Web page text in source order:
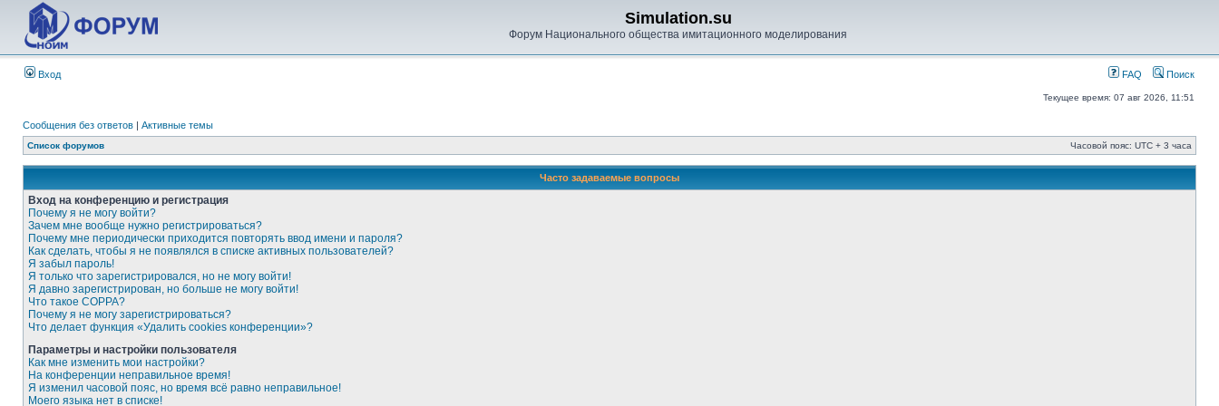
Simulation.su
Форум Национального общества имитационного моделирования
Вход FAQ Поиск
Текущее время: 07 авг 2026, 11:51
Сообщения без ответов | Активные темы
Список форумов Часовой пояс: UTC + 3 часа
Часто задаваемые вопросы
Вход на конференцию и регистрация
Почему я не могу войти?
Зачем мне вообще нужно регистрироваться?
Почему мне периодически приходится повторять ввод имени и пароля?
Как сделать, чтобы я не появлялся в списке активных пользователей?
Я забыл пароль!
Я только что зарегистрировался, но не могу войти!
Я давно зарегистрирован, но больше не могу войти!
Что такое COPPA?
Почему я не могу зарегистрироваться?
Что делает функция «Удалить cookies конференции»?
Параметры и настройки пользователя
Как мне изменить мои настройки?
На конференции неправильное время!
Я изменил часовой пояс, но время всё равно неправильное!
Моего языка нет в списке!